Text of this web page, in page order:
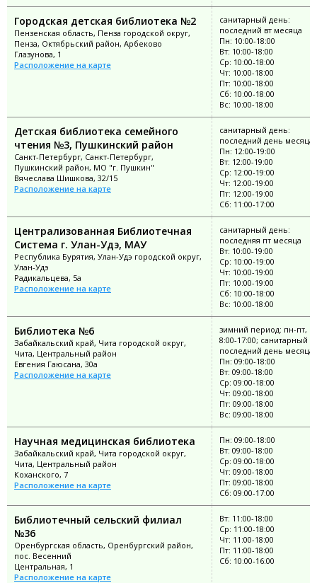
Городская детская библиотека №2
Пензенская область, Пенза городской округ,
Пенза, Октябрьский район, Арбеково
Глазунова, 1
Расположение на карте
санитарный день:
последний вт месяца
Пн: 10:00-18:00
Вт: 10:00-18:00
Ср: 10:00-18:00
Чт: 10:00-18:00
Пт: 10:00-18:00
Сб: 10:00-18:00
Вс: 10:00-18:00
Детская библиотека семейного
чтения №3, Пушкинский район
Санкт-Петербург, Санкт-Петербург,
Пушкинский район, МО "г. Пушкин"
Вячеслава Шишкова, 32/15
Расположение на карте
санитарный день:
последний день месяца
Пн: 12:00-19:00
Вт: 12:00-19:00
Ср: 12:00-19:00
Чт: 12:00-19:00
Пт: 12:00-19:00
Сб: 11:00-17:00
Централизованная Библиотечная
Система г. Улан-Удэ, МАУ
Республика Бурятия, Улан-Удэ городской округ,
Улан-Удэ
Радикальцева, 5а
Расположение на карте
санитарный день:
последняя пт месяца
Вт: 10:00-19:00
Ср: 10:00-19:00
Чт: 10:00-19:00
Пт: 10:00-19:00
Сб: 10:00-18:00
Вс: 10:00-18:00
Библиотека №6
Забайкальский край, Чита городской округ,
Чита, Центральный район
Евгения Гаюсана, 30а
Расположение на карте
зимний период: пн-пт, вс
8:00-17:00; санитарный
последний день месяца
Пн: 09:00-18:00
Вт: 09:00-18:00
Ср: 09:00-18:00
Чт: 09:00-18:00
Пт: 09:00-18:00
Вс: 09:00-18:00
Научная медицинская библиотека
Забайкальский край, Чита городской округ,
Чита, Центральный район
Коханского, 7
Расположение на карте
Пн: 09:00-18:00
Вт: 09:00-18:00
Ср: 09:00-18:00
Чт: 09:00-18:00
Пт: 09:00-18:00
Сб: 09:00-17:00
Библиотечный сельский филиал
№36
Оренбургская область, Оренбургский район,
пос. Весенний
Центральная, 1
Расположение на карте
Вт: 11:00-18:00
Ср: 11:00-18:00
Чт: 11:00-18:00
Пт: 11:00-18:00
Сб: 10:00-16:00